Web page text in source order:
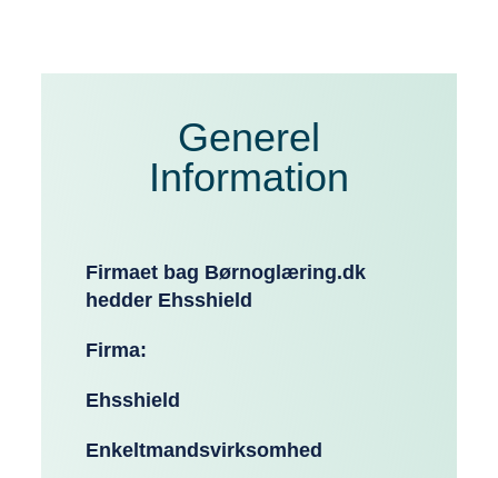
Generel
Information
Firmaet bag Børnoglæring.dk
hedder Ehsshield
Firma:
Ehsshield
Enkeltmandsvirksomhed